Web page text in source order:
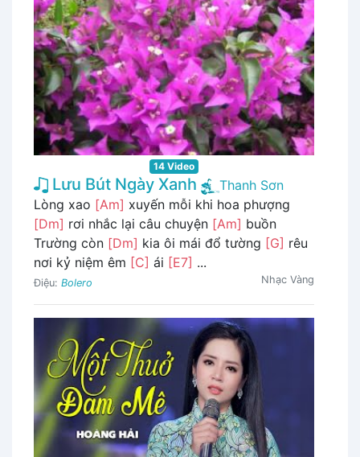
14 Video
Lưu Bút Ngày Xanh
Thanh Sơn
Lòng xao [Am] xuyến mỗi khi hoa phượng
[Dm] rơi nhắc lại câu chuyện [Am] buồn
Trường còn [Dm] kia ôi mái đổ tường [G] rêu
nơi kỷ niệm êm [C] ái [E7] ...
Điệu: Bolero Nhạc Vàng